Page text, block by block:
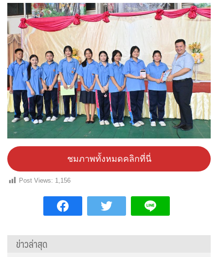
ชมภาพทั้งหมดคลิกที่นี่
Post Views: 1,156
ข่าวล่าสุด